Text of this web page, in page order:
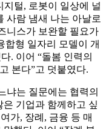
털, 로봇이 일상에 널
사람 냄새 나는 아날로
니스가 보완할 필요가
합형 일자리 모델이 개
. 이어 “돌봄 인력의
본다”고 덧붙였다.
냐는 질문에는 협력의
기업과 함께하고 싶
가, 장례, 금융 등 매